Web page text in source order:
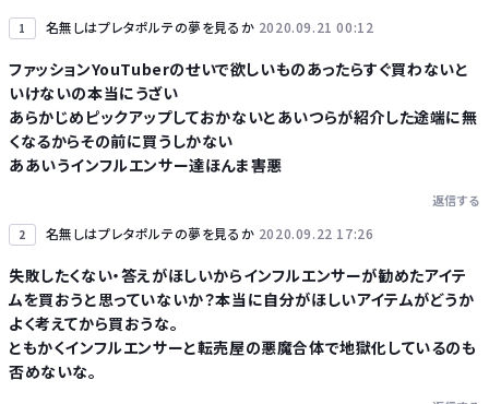
Powered by livedoor 相互RSS
1 名無しはプレタポルテの夢を見るか 2020.09.21 00:12
ファッションYouTuberのせいで欲しいものあったらすぐ買わないと
いけないの本当にうざい
あらかじめピックアップしておかないとあいつらが紹介した途端に無
くなるからその前に買うしかない
ああいうインフルエンサー達ほんま害悪
返信する
2 名無しはプレタポルテの夢を見るか 2020.09.22 17:26
失敗したくない・答えがほしいからインフルエンサーが勧めたアイテ
ムを買おうと思っていないか？本当に自分がほしいアイテムがどうか
よく考えてから買おうな。
ともかくインフルエンサーと転売屋の悪魔合体で地獄化しているのも
否めないな。